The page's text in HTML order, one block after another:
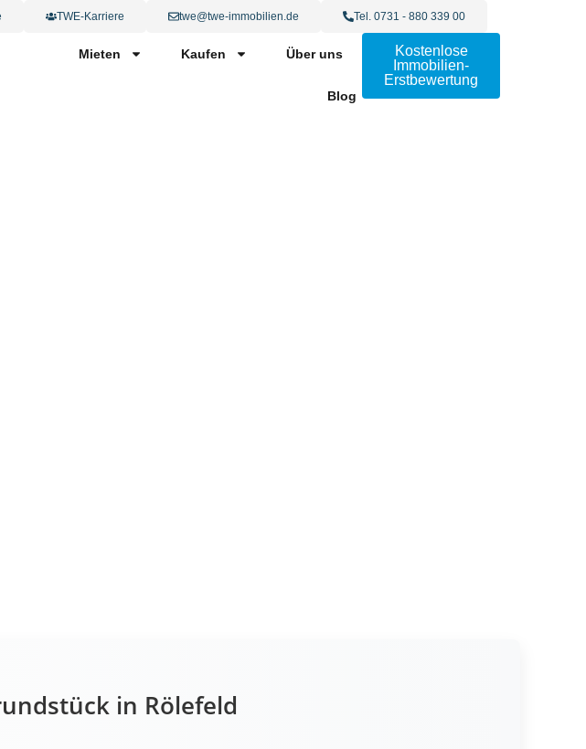
Tel. 0731 - 880 339 00
twe@twe-immobilien.de
TWE-Karriere
Mieten Kaufen Über uns
Blog
Kostenlose
Immobilien-
Erstbewertung
in Rölefeld